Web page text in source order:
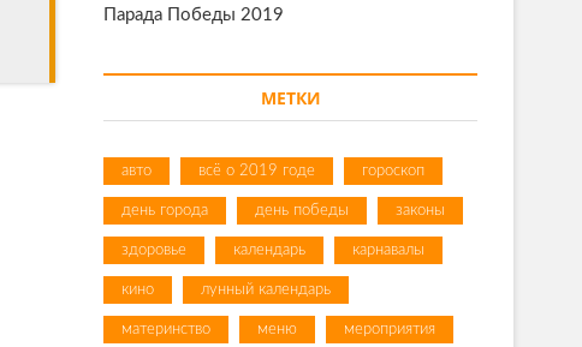
Парада Победы 2019
МЕТКИ
авто всё о 2019 годе гороскоп
день города день победы законы
здоровье календарь карнавалы
кино лунный календарь
материнство меню мероприятия